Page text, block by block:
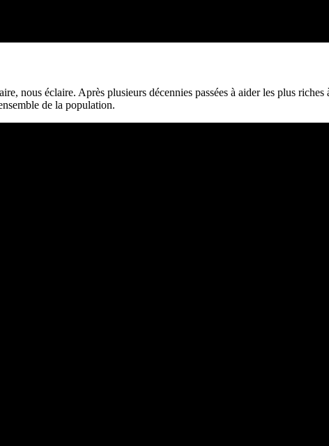
nous éclaire. Après plusieurs décennies passées à aider les plus riches
de la population.